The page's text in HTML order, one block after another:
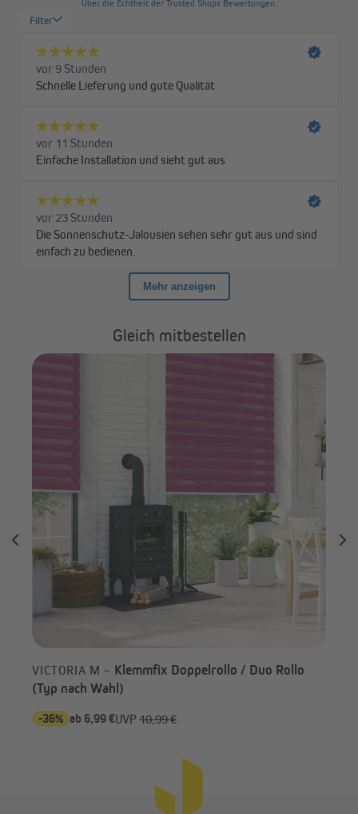
warten musst.
Gleich mitbestellen
VICTORIA M – Klemmfix Doppelrollo / Duo Rollo
(Typ nach Wahl)
-36% ab 6,99 €UVP 10,99 €